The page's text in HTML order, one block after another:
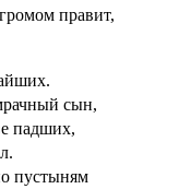
правит,
сын,
падших,
пустыням